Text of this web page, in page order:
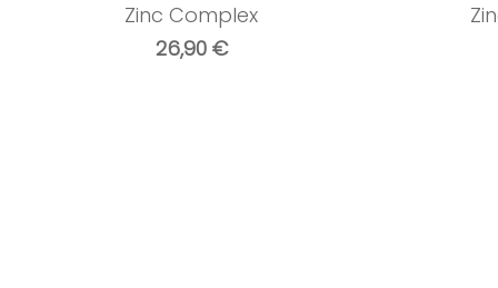
Zinc Complex
26,90 €